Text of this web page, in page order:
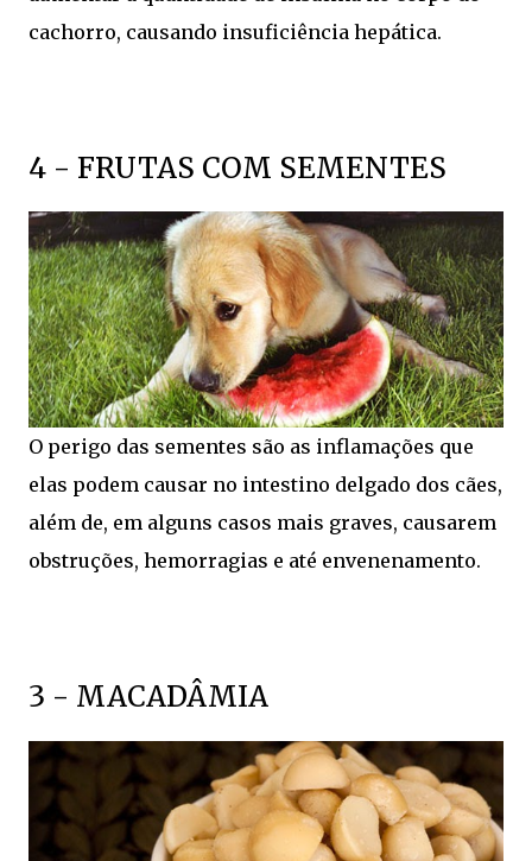
cachorro, causando insuficiência hepática.
4 - FRUTAS COM SEMENTES
O perigo das sementes são as inflamações que
elas podem causar no intestino delgado dos cães,
além de, em alguns casos mais graves, causarem
obstruções, hemorragias e até envenenamento.
3 - MACADÂMIA